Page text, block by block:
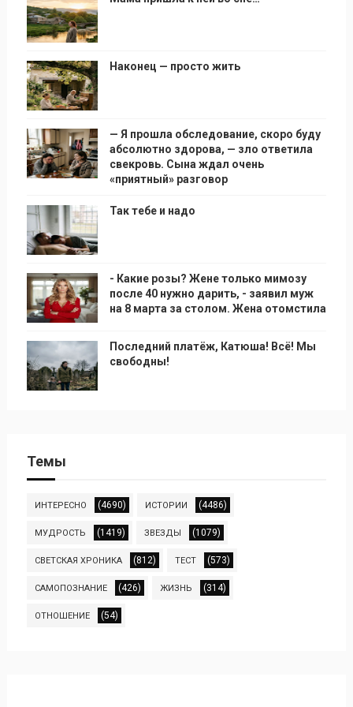
Наконец — просто жить
— Я прошла обследование, скоро буду
абсолютно здорова, — зло ответила
свекровь. Сына ждал очень
«приятный» разговор
Так тебе и надо
- Какие розы? Жене только мимозу
после 40 нужно дарить, - заявил муж
на 8 марта за столом. Жена отомстила
Последний платёж, Катюша! Всё! Мы
свободны!
Темы
ИНТЕРЕСНО (4690) ИСТОРИИ (4486)
МУДРОСТЬ (1419) ЗВЕЗДЫ (1079)
СВЕТСКАЯ ХРОНИКА (812) ТЕСТ (573)
САМОПОЗНАНИЕ (426) ЖИЗНЬ (314)
ОТНОШЕНИЕ (54)